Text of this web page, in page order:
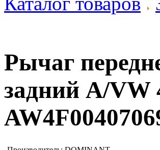
Рычаг
задний A/VW